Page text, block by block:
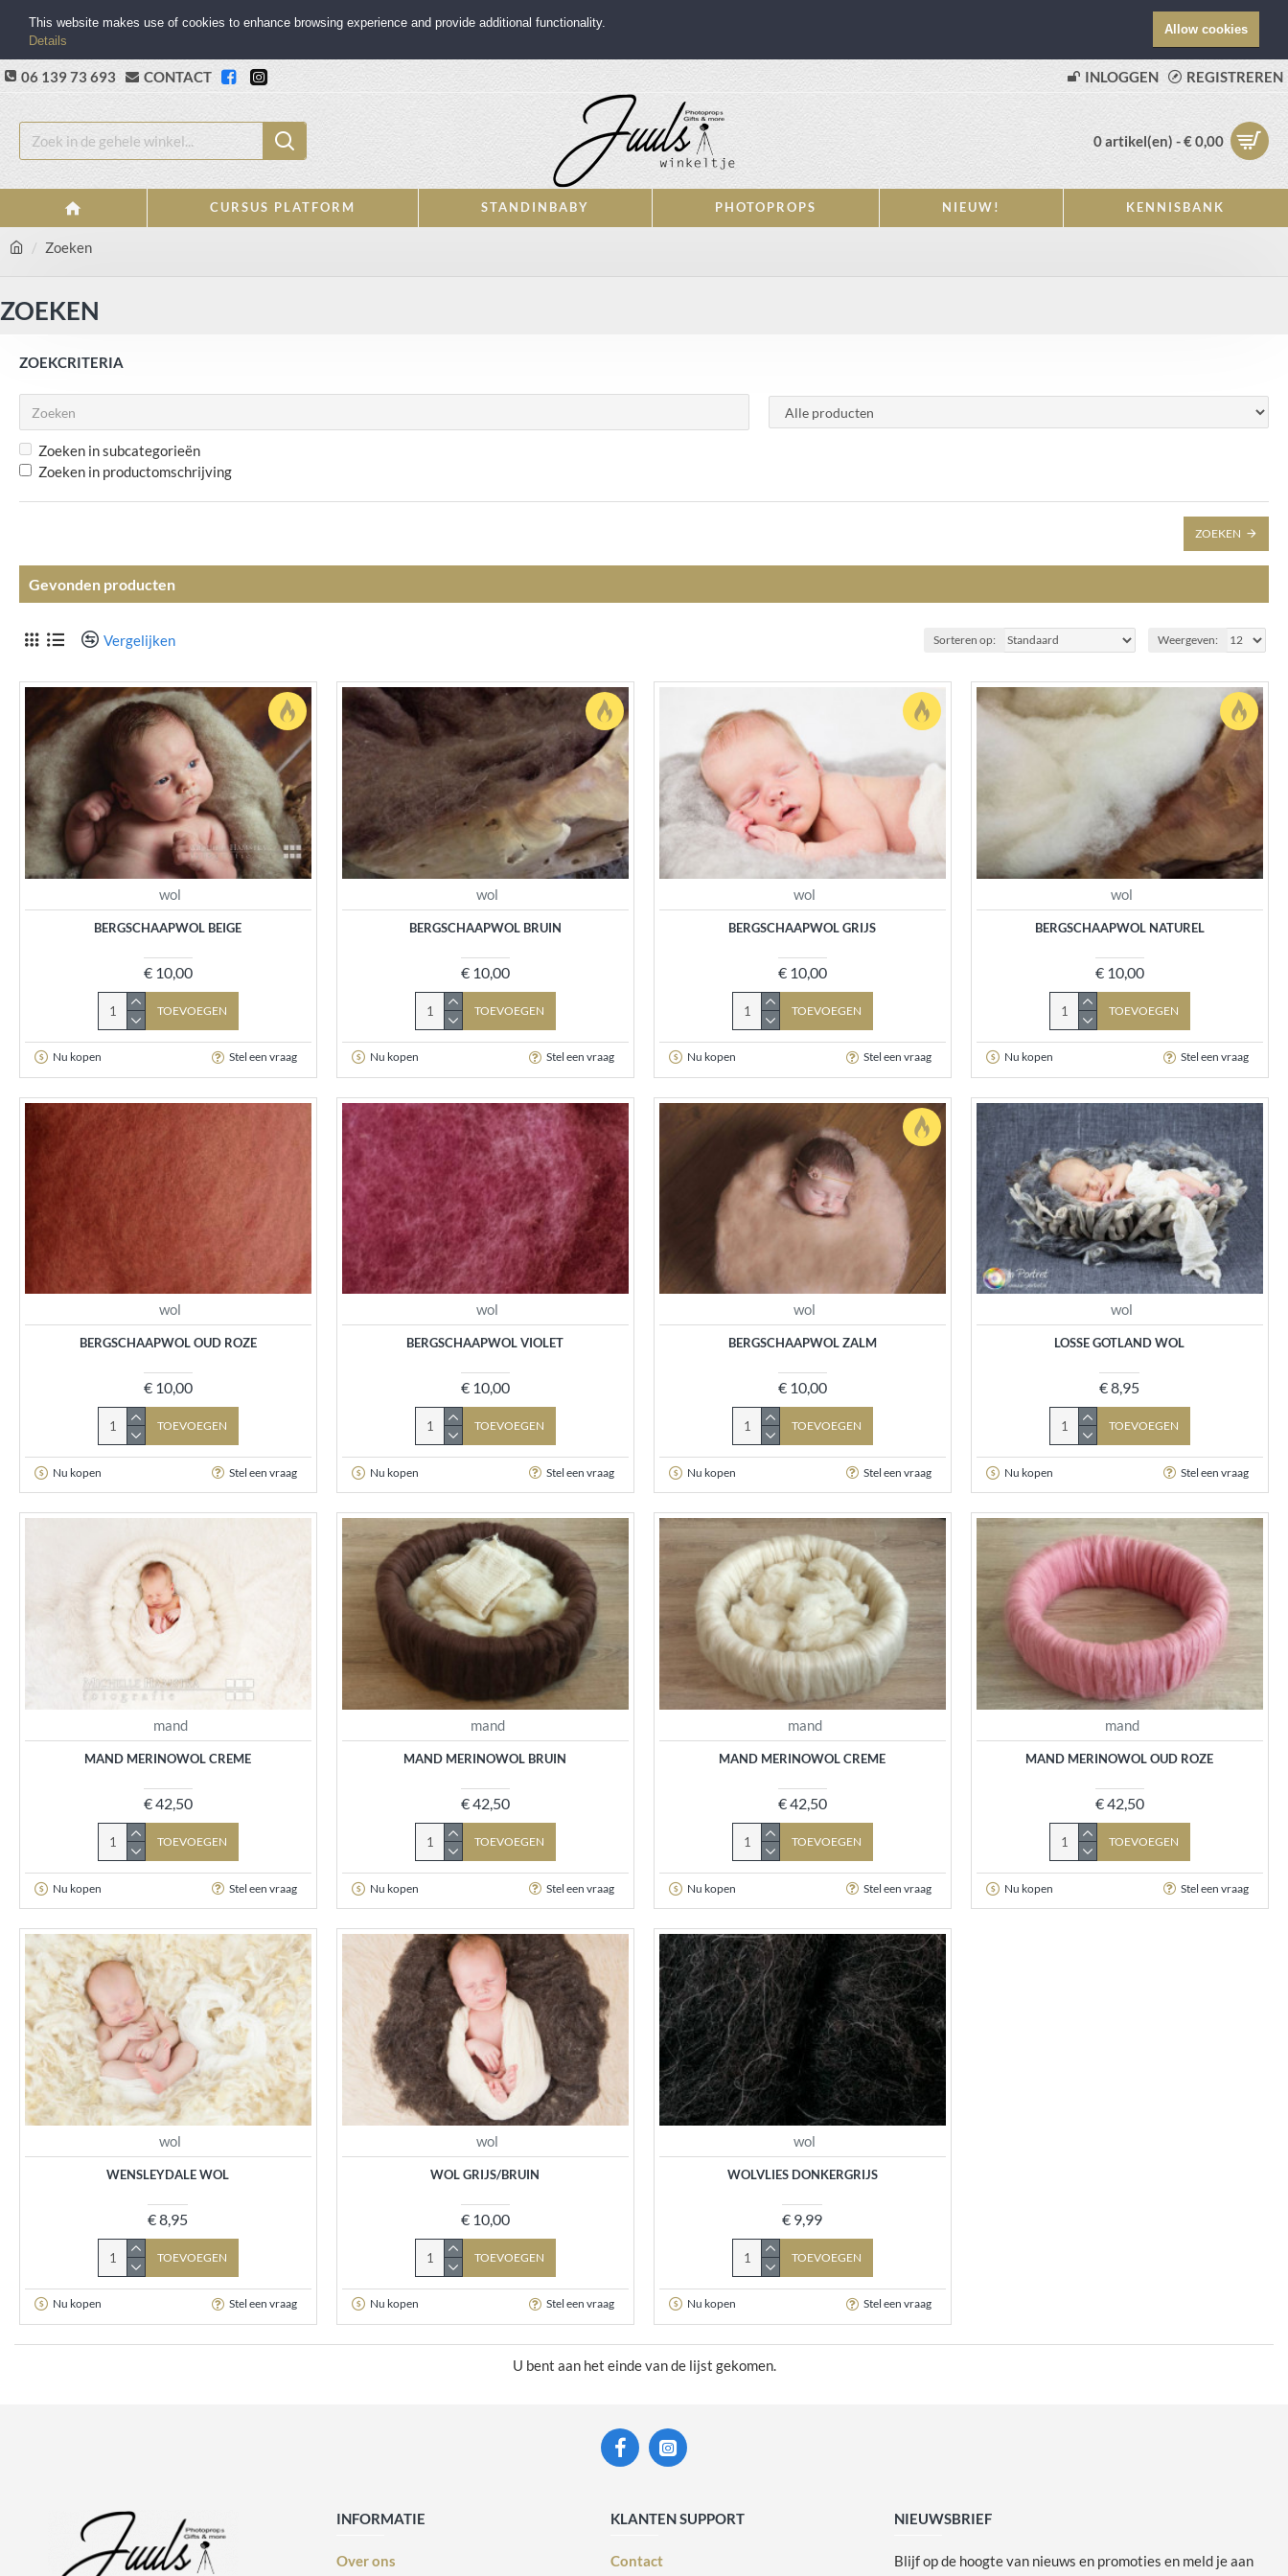
06 139 73 693 CONTACT INLOGGEN REGISTREREN
0 artikel(en) - € 0,00
CURSUS PLATFORM STANDINBABY PHOTOPROPS NIEUW! KENNISBANK
Zoeken
ZOEKEN
ZOEKCRITERIA
Zoeken in subcategorieën
Zoeken in productomschrijving
ZOEKEN
Gevonden producten
Vergelijken Sorteren op: Weergeven:
wol
BERGSCHAAPWOL BEIGE
€ 10,00
TOEVOEGEN
Nu kopen Stel een vraag
wol
BERGSCHAAPWOL BRUIN
€ 10,00
TOEVOEGEN
Nu kopen Stel een vraag
wol
BERGSCHAAPWOL GRIJS
€ 10,00
TOEVOEGEN
Nu kopen Stel een vraag
wol
BERGSCHAAPWOL NATUREL
€ 10,00
TOEVOEGEN
Nu kopen Stel een vraag
wol
BERGSCHAAPWOL OUD ROZE
€ 10,00
TOEVOEGEN
Nu kopen Stel een vraag
wol
BERGSCHAAPWOL VIOLET
€ 10,00
TOEVOEGEN
Nu kopen Stel een vraag
wol
BERGSCHAAPWOL ZALM
€ 10,00
TOEVOEGEN
Nu kopen Stel een vraag
wol
LOSSE GOTLAND WOL
€ 8,95
TOEVOEGEN
Nu kopen Stel een vraag
mand
MAND MERINOWOL CREME
€ 42,50
TOEVOEGEN
Nu kopen Stel een vraag
mand
MAND MERINOWOL BRUIN
€ 42,50
TOEVOEGEN
Nu kopen Stel een vraag
mand
MAND MERINOWOL CREME
€ 42,50
TOEVOEGEN
Nu kopen Stel een vraag
mand
MAND MERINOWOL OUD ROZE
€ 42,50
TOEVOEGEN
Nu kopen Stel een vraag
wol
WENSLEYDALE WOL
€ 8,95
TOEVOEGEN
Nu kopen Stel een vraag
wol
WOL GRIJS/BRUIN
€ 10,00
TOEVOEGEN
Nu kopen Stel een vraag
wol
WOLVLIES DONKERGRIJS
€ 9,99
TOEVOEGEN
Nu kopen Stel een vraag
U bent aan het einde van de lijst gekomen.
INFORMATIE
Over ons
KLANTEN SUPPORT
Contact
NIEUWSBRIEF
Blijf op de hoogte van nieuws en promoties en meld je aan
This website makes use of cookies to enhance browsing experience and provide additional functionality.
Details
Allow cookies